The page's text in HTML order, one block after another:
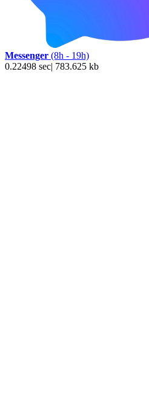
Messenger (8h - 19h)
0.22498 sec| 783.625 kb